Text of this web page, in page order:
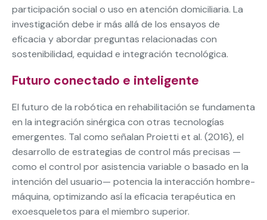
participación social o uso en atención domiciliaria. La
investigación debe ir más allá de los ensayos de
eficacia y abordar preguntas relacionadas con
sostenibilidad, equidad e integración tecnológica.
Futuro conectado e inteligente
El futuro de la robótica en rehabilitación se fundamenta
en la integración sinérgica con otras tecnologías
emergentes. Tal como señalan Proietti et al. (2016), el
desarrollo de estrategias de control más precisas —
como el control por asistencia variable o basado en la
intención del usuario— potencia la interacción hombre-
máquina, optimizando así la eficacia terapéutica en
exoesqueletos para el miembro superior.